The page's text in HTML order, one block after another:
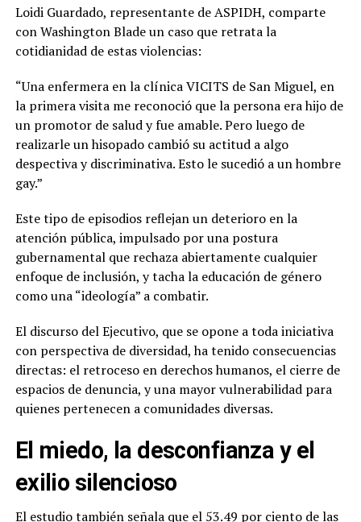
Loidi Guardado, representante de ASPIDH, comparte
con Washington Blade un caso que retrata la
cotidianidad de estas violencias:
“Una enfermera en la clínica VICITS de San Miguel, en
la primera visita me reconoció que la persona era hijo de
un promotor de salud y fue amable. Pero luego de
realizarle un hisopado cambió su actitud a algo
despectiva y discriminativa. Esto le sucedió a un hombre
gay.”
Este tipo de episodios reflejan un deterioro en la
atención pública, impulsado por una postura
gubernamental que rechaza abiertamente cualquier
enfoque de inclusión, y tacha la educación de género
como una “ideología” a combatir.
El discurso del Ejecutivo, que se opone a toda iniciativa
con perspectiva de diversidad, ha tenido consecuencias
directas: el retroceso en derechos humanos, el cierre de
espacios de denuncia, y una mayor vulnerabilidad para
quienes pertenecen a comunidades diversas.
El miedo, la desconfianza y el
exilio silencioso
El estudio también señala que el 53.49 por ciento de las